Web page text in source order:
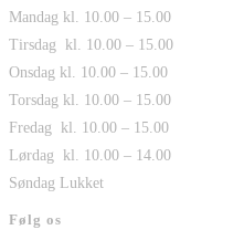
Mandag kl. 10.00 – 15.00
Tirsdag kl. 10.00 – 15.00
Onsdag kl. 10.00 – 15.00
Torsdag kl. 10.00 – 15.00
Fredag kl. 10.00 – 15.00
Lørdag kl. 10.00 – 14.00
Søndag Lukket
Følg os